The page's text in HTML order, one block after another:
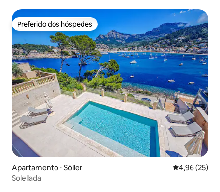
Preferido dos hóspedes
Preferido dos hóspedes
Apartamento ⋅ Sóller 4,96 de uma
4,96 (25)
Solellada